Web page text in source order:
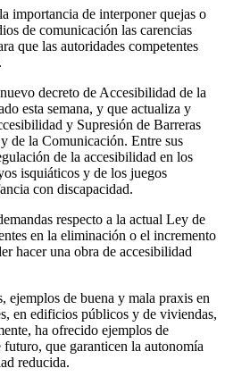
importancia de interponer quejas o
de comunicación las carencias
que las autoridades competentes
decreto de Accesibilidad de la
esta semana, y que actualiza y
y Supresión de Barreras
de la Comunicación. Entre sus
de la accesibilidad en los
isquiáticos y de los juegos
con discapacidad.
respecto a la actual Ley de
en la eliminación o el incremento
hacer una obra de accesibilidad
ejemplos de buena y mala praxis en
en edificios públicos y de viviendas,
ha ofrecido ejemplos de
que garanticen la autonomía
reducida.